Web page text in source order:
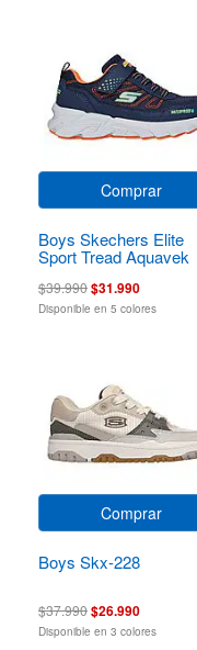
Comprar
Boys Skechers Elite
Sport Tread Aquavek
$39.990$31.990
Disponible en 5 colores
Comprar
Boys Skx-228
$37.990$26.990
Disponible en 3 colores